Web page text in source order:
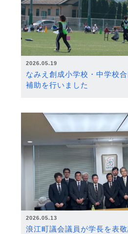
2026.05.19
なみえ創成小学校・中学校
補助を行いました
2026.05.13
浪江町議会議員が学長を表